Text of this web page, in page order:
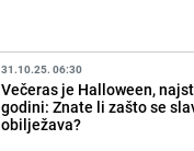
31.10.25. 06:30
Večeras je Halloween,
godini: Znate li zašto se
obilježava?